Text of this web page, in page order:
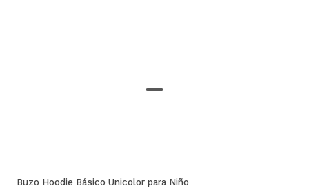
Buzo Hoodie Básico Unicolor para Niño